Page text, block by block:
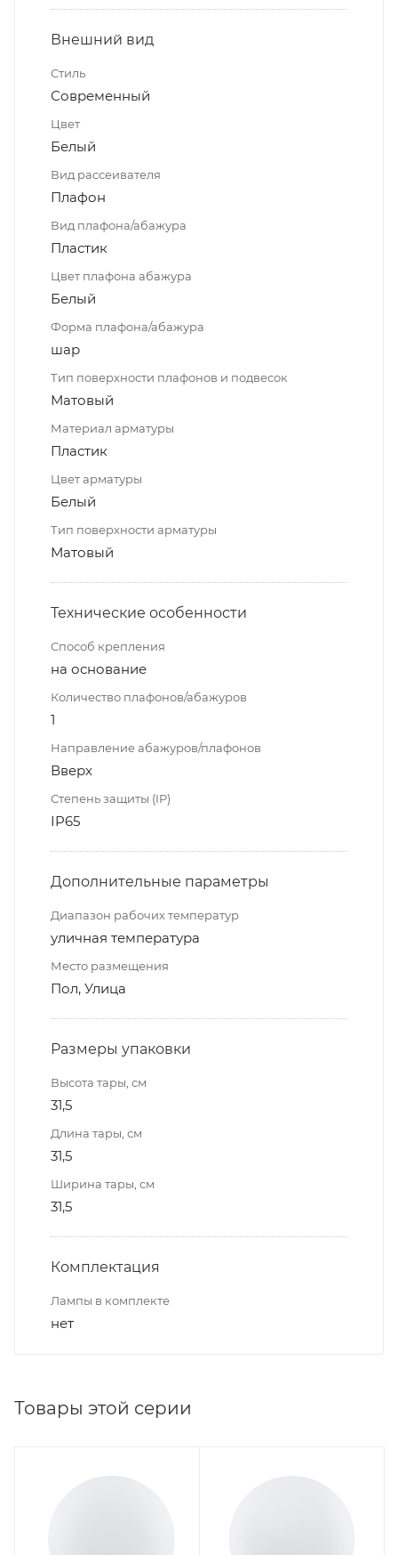
Внешний вид
Стиль
Современный
Цвет
Белый
Вид рассеивателя
Плафон
Вид плафона/абажура
Пластик
Цвет плафона абажура
Белый
Форма плафона/абажура
шар
Тип поверхности плафонов и подвесок
Матовый
Материал арматуры
Пластик
Цвет арматуры
Белый
Тип поверхности арматуры
Матовый
Технические особенности
Способ крепления
на основание
Количество плафонов/абажуров
1
Направление абажуров/плафонов
Вверх
Степень защиты (IP)
IP65
Дополнительные параметры
Диапазон рабочих температур
уличная температура
Место размещения
Пол, Улица
Размеры упаковки
Высота тары, см
31,5
Длина тары, см
31,5
Ширина тары, см
31,5
Комплектация
Лампы в комплекте
нет
Товары этой серии